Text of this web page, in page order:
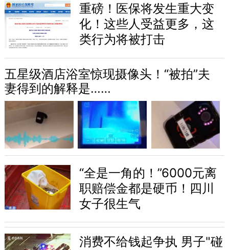
重磅！医保将发生重大变
化！这些人受益更多，这
类行为将被打击
五星级酒店浴室惊现摄像头！“被拍”夫
妻得到的解释是……
“全是一角的！”6000元离
职赔偿金都是硬币！四川
女子很生气
消费不给钱起争执 男子"碰